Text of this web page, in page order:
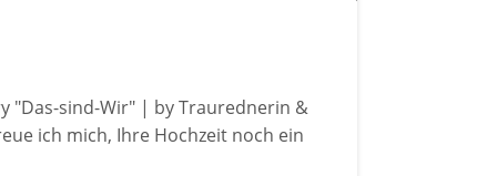
"Das-sind-Wir" | by Traurednerin &
ich mich, Ihre Hochzeit noch ein